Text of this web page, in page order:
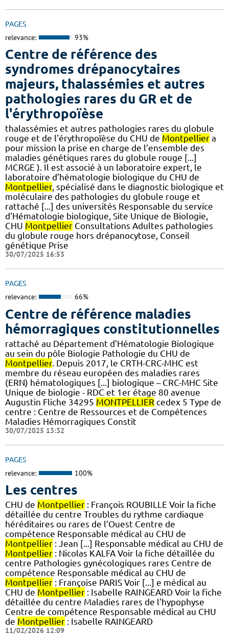
PAGES
relevance: 93%
Centre de référence des
syndromes drépanocytaires
majeurs, thalassémies et autres
pathologies rares du GR et de
l'érythropoïèse
thalassémies et autres pathologies rares du globule
rouge et de l’érythropoïèse du CHU de Montpellier a
pour mission la prise en charge de l’ensemble des
maladies génétiques rares du globule rouge [...]
MCRGE ). Il est associé à un laboratoire expert, le
laboratoire d’hématologie biologique du CHU de
Montpellier, spécialisé dans le diagnostic biologique et
moléculaire des pathologies du globule rouge et
rattaché [...] des universités Responsable du service
d'Hématologie biologique, Site Unique de Biologie,
CHU Montpellier Consultations Adultes pathologies
du globule rouge hors drépanocytose, Conseil
génétique Prise
30/07/2025 16:53
PAGES
relevance: 66%
Centre de référence maladies
hémorragiques constitutionnelles
rattaché au Département d’Hématologie Biologique
au sein du pôle Biologie Pathologie du CHU de
Montpellier. Depuis 2017, le CRTH-CRC-MHC est
membre du réseau européen des maladies rares
(ERN) hématologiques [...] biologique – CRC-MHC Site
Unique de biologie - RDC et 1er étage 80 avenue
Augustin Fliche 34295 MONTPELLIER cedex 5 Type de
centre : Centre de Ressources et de Compétences
Maladies Hémorragiques Constit
30/07/2025 13:32
PAGES
relevance: 100%
Les centres
CHU de Montpellier : François ROUBILLE Voir la fiche
détaillée du centre Troubles du rythme cardiaque
héréditaires ou rares de l’Ouest Centre de
compétence Responsable médical au CHU de
Montpellier : Jean [...] Responsable médical au CHU de
Montpellier : Nicolas KALFA Voir la fiche détaillée du
centre Pathologies gynécologiques rares Centre de
compétence Responsable médical au CHU de
Montpellier : Françoise PARIS Voir [...] e médical au
CHU de Montpellier : Isabelle RAINGEARD Voir la fiche
détaillée du centre Maladies rares de l'hypophyse
Centre de compétence Responsable médical au CHU
de Montpellier : Isabelle RAINGEARD
11/02/2026 12:09